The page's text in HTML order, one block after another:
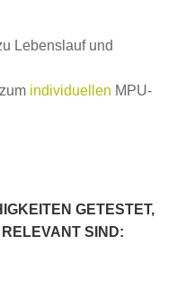
Lebenslauf und
individuellen MPU-
GETESTET,
SIND: